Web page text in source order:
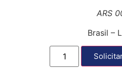
ARS
Brasil –